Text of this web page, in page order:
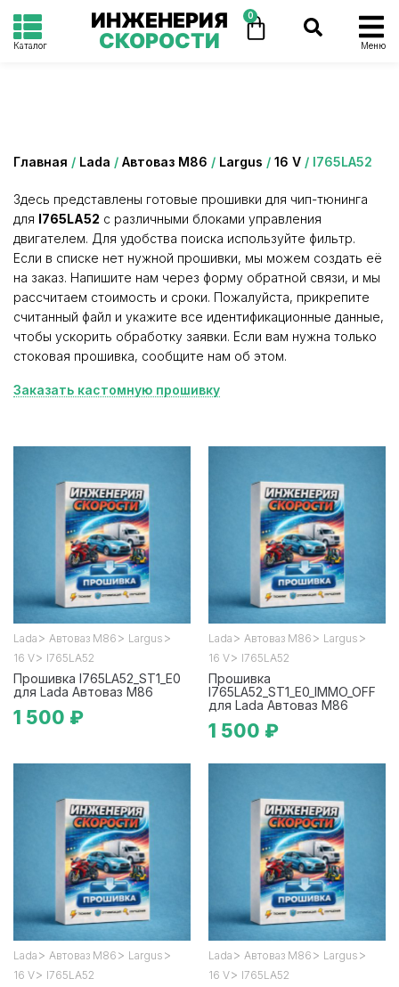
Каталог
ИНЖЕНЕРИЯ
СКОРОСТИ
0
Меню
Главная / Lada / Автоваз М86 / Largus / 16 V / I765LA52
Здесь представлены готовые прошивки для чип-тюнинга
для I765LA52 с различными блоками управления
двигателем. Для удобства поиска используйте фильтр.
Если в списке нет нужной прошивки, мы можем создать её
на заказ. Напишите нам через форму обратной связи, и мы
рассчитаем стоимость и сроки. Пожалуйста, прикрепите
считанный файл и укажите все идентификационные данные,
чтобы ускорить обработку заявки. Если вам нужна только
стоковая прошивка, сообщите нам об этом.
Заказать кастомную прошивку
Lada > Автоваз М86 > Largus >
16 V> I765LA52
Прошивка I765LA52_ST1_E0
для Lada Автоваз М86
1 500 ₽
Lada > Автоваз М86 > Largus >
16 V> I765LA52
Прошивка
I765LA52_ST1_E0_IMMO_OFF
для Lada Автоваз М86
1 500 ₽
Lada > Автоваз М86 > Largus >
16 V> I765LA52
Lada > Автоваз М86 > Largus >
16 V> I765LA52